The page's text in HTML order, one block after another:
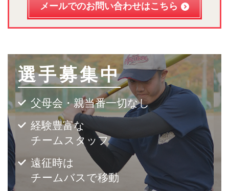
メールでのお問い合わせはこちら
選手募集中
父母会・親当番一切なし
経験豊富な
チームスタッフ
遠征時は
チームバスで移動